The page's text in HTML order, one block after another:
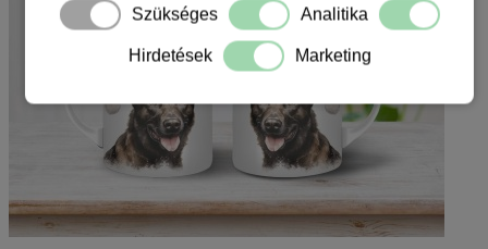
Szükséges Analitika
Hirdetések Marketing